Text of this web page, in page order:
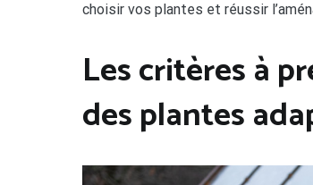
choisir vos plantes et réussir
Les critères à
des plantes